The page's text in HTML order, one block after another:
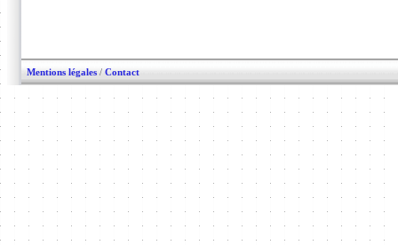
Mentions légales / Contact